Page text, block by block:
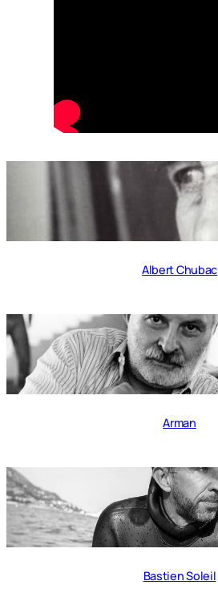
Albert Chubac
Arman
Bastien Soleil